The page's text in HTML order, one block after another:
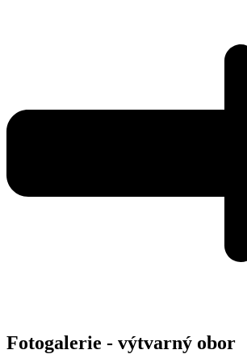
Fotogalerie - výtvarný obor